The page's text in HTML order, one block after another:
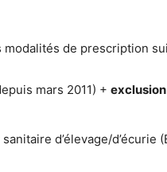
de prescription
mars 2011) +
d’élevage/d’écurie